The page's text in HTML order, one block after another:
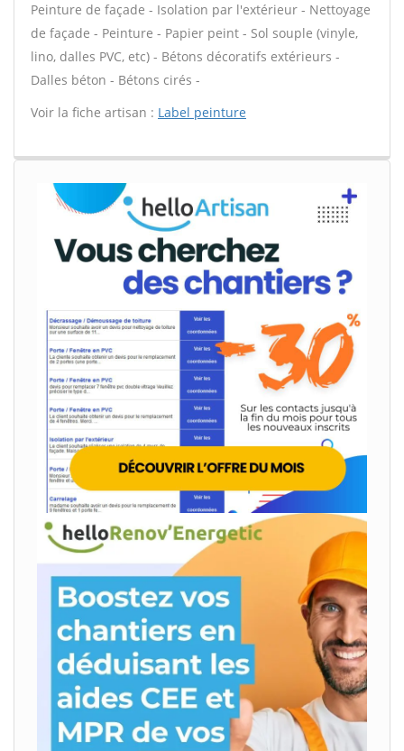
Peinture de façade - Isolation par l'extérieur - Nettoyage
de façade - Peinture - Papier peint - Sol souple (vinyle,
lino, dalles PVC, etc) - Bétons décoratifs extérieurs -
Dalles béton - Bétons cirés -
Voir la fiche artisan : Label peinture